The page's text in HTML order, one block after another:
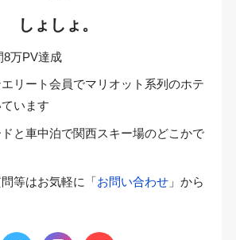
しょしょ。
8万PV達成
リート会員でマリオット系列のホテ
います
と車中泊で関西スキー場のどこかで
等はお気軽に「 お問い合わせ」から